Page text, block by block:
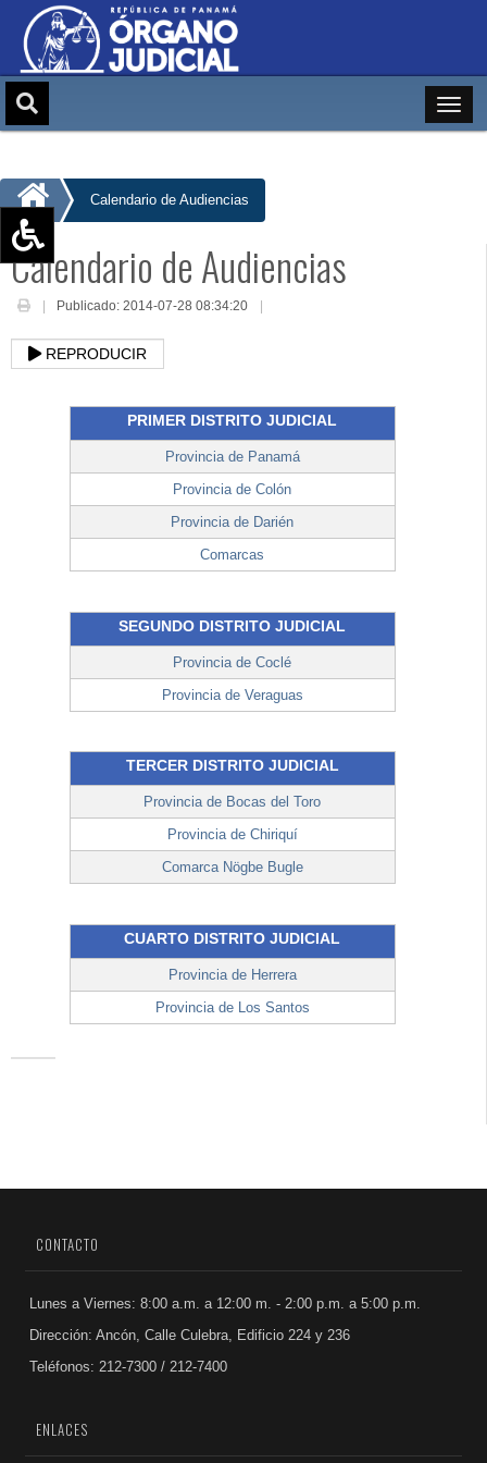
Aumentar texto (+)
Reducir texto (-)
Escala de Brillo
Calendario de Audiencias
Calendario de Audiencias
Publicado: 2014-07-28 08:34:20
REPRODUCIR
PRIMER DISTRITO JUDICIAL
Provincia de Panamá
Provincia de Colón
Provincia de Darién
Comarcas
SEGUNDO DISTRITO JUDICIAL
Provincia de Coclé
Provincia de Veraguas
TERCER DISTRITO JUDICIAL
Provincia de Bocas del Toro
Provincia de Chiriquí
Comarca Nögbe Bugle
CUARTO DISTRITO JUDICIAL
Provincia de Herrera
Provincia de Los Santos
CONTACTO
Lunes a Viernes: 8:00 a.m. a 12:00 m. - 2:00 p.m. a 5:00 p.m.
Dirección: Ancón, Calle Culebra, Edificio 224 y 236
Teléfonos: 212-7300 / 212-7400
ENLACES